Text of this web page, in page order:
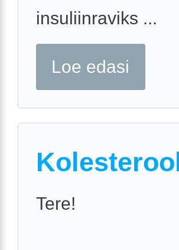
insuliinraviks ...
Loe edasi
Tere!